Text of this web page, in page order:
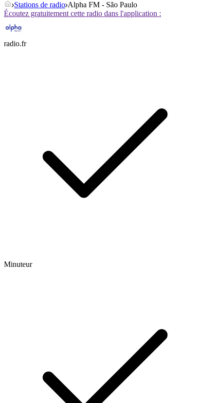
Stations de radio Alpha FM - São Paulo
Écoutez gratuitement cette radio dans l'application :
radio.fr
Minuteur